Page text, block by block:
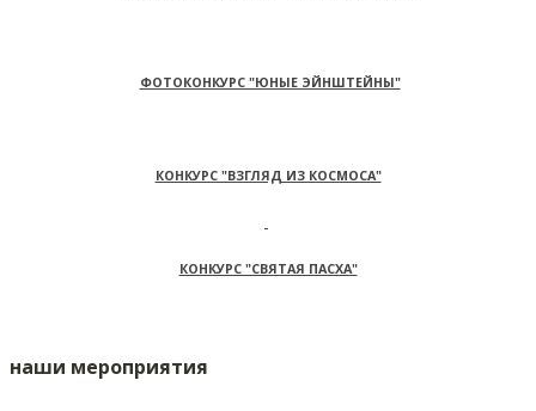
ФОТОКОНКУРС "ЮНЫЕ ЭЙНШТЕЙНЫ"
КОНКУРС "ВЗГЛЯД ИЗ КОСМОСА"
КОНКУРС "СВЯТАЯ ПАСХА"
наши мероприятия